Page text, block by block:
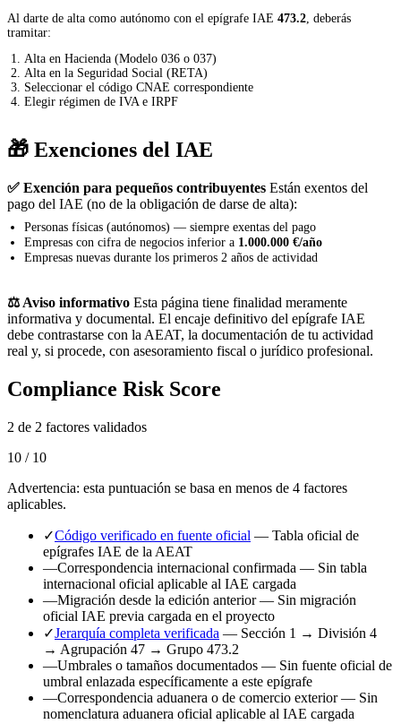
Al darte de alta como autónomo con el epígrafe IAE 473.2 , deberás
tramitar:
Alta en Hacienda (Modelo 036 o 037)
Alta en la Seguridad Social (RETA)
Seleccionar el código CNAE correspondiente
Elegir régimen de IVA e IRPF
🎁 Exenciones del IAE
✅ Exención para pequeños contribuyentes Están exentos del
pago del IAE (no de la obligación de darse de alta):
Personas físicas (autónomos) — siempre exentas del pago
Empresas con cifra de negocios inferior a 1.000.000 €/año
Empresas nuevas durante los primeros 2 años de actividad
⚖️ Aviso informativo Esta página tiene finalidad meramente
informativa y documental. El encaje definitivo del epígrafe IAE
debe contrastarse con la AEAT, la documentación de tu actividad
real y, si procede, con asesoramiento fiscal o jurídico profesional.
Compliance Risk Score
2 de 2 factores validados
10 / 10
Advertencia: esta puntuación se basa en menos de 4 factores
aplicables.
✓Código verificado en fuente oficial — Tabla oficial de
epígrafes IAE de la AEAT
—Correspondencia internacional confirmada — Sin tabla
internacional oficial aplicable al IAE cargada
—Migración desde la edición anterior— Sin migración
oficial IAE previa cargada en el proyecto
✓Jerarquía completa verificada — Sección 1 → División 4
→ Agrupación 47 → Grupo 473.2
—Umbrales o tamaños documentados — Sin fuente oficial de
umbral enlazada específicamente a este epígrafe
—Correspondencia aduanera o de comercio exterior— Sin
nomenclatura aduanera oficial aplicable al IAE cargada